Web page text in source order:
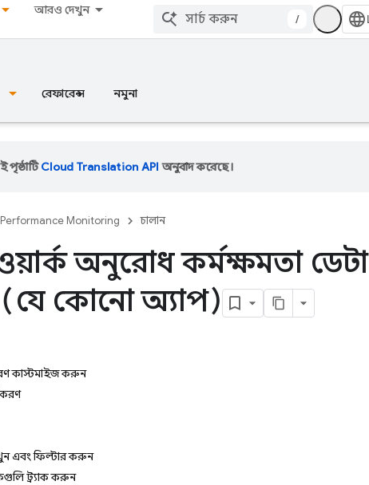
আরও দেখুন
/
রেফারেন্স নমুনা
পৃষ্ঠাটিCloud Translation API অনুবাদ করেছে।
Performance Monitoring চালান
অনুরোধ কর্মক্ষমতা ডেটা
(যে কোনো অ্যাপ)
কাস্টমাইজ করুন
এবং ফিল্টার করুন
ট্র্যাক করুন